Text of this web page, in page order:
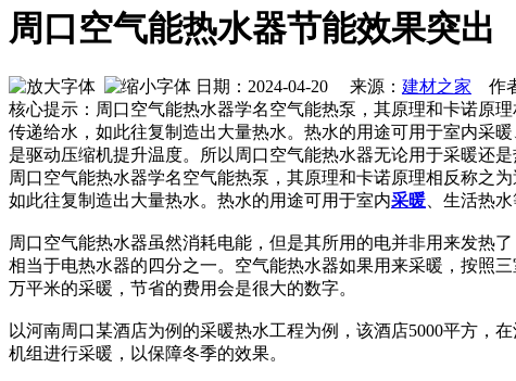
周口空气能热水器节能效果突出
日期：2024-04-20 来源： 建材之家 作
核心提示：周口空气能热水器学名空气能热泵，其原理和卡诺原
传递给水，如此往复制造出大量热水。热水的用途可用于室内
是驱动压缩机提升温度。所以周口空气能热水器无论用于采暖还是
周口空气能热水器学名空气能热泵，其原理和卡诺原理相反称之
如此往复制造出大量热水。热水的用途可用于室内采暖 、生活热水
周口空气能热水器虽然消耗电能，但是其所用的电并非用来发热
相当于电热水器的四分之一。空气能热水器如果用来采暖，按照
万平米的采暖，节省的费用会是很大的数字。
以河南周口某酒店为例的采暖热水工程为例，该酒店5000平方，
机组进行采暖，以保障冬季的效果。